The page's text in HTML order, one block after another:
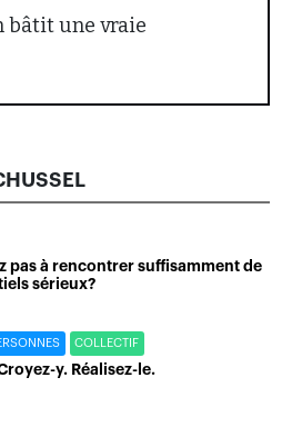
bâtit une vraie
pas à rencontrer suffisamment de
sérieux?
COLLECTIF
y. Réalisez-le.